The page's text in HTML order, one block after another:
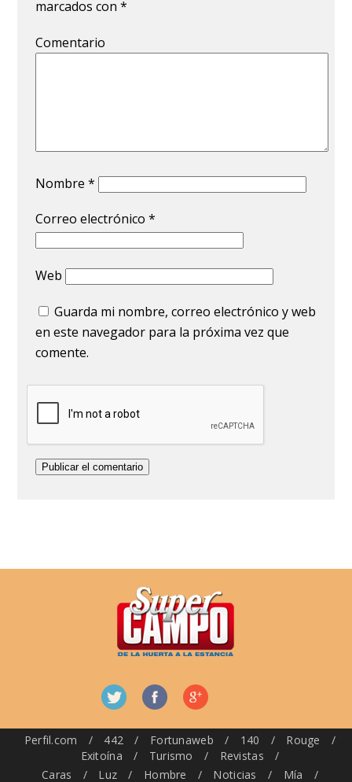
marcados con*
Comentario
Nombre*
Correo electrónico*
Web
Guarda mi nombre, correo electrónico y web
en este navegador para la próxima vez que
comente.
Perfil.com / 442 / Fortunaweb / 140 / Rouge
/
Exitoína
/ Turismo / Revistas
/
Caras
/ Luz / Hombre / Noticias / Mía /